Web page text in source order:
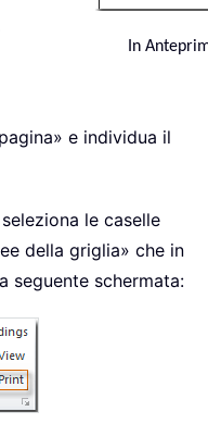
In
e individua il
le caselle
della griglia» che in
seguente schermata: